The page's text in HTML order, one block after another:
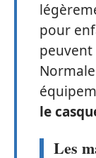
pour
le
Les